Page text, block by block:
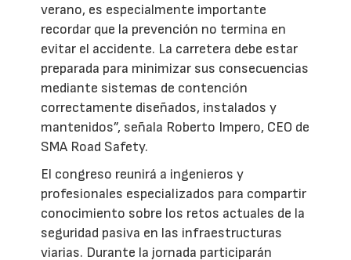
verano, es especialmente importante
recordar que la prevención no termina en
evitar el accidente. La carretera debe estar
preparada para minimizar sus consecuencias
mediante sistemas de contención
correctamente diseñados, instalados y
mantenidos”, señala Roberto Impero, CEO de
SMA Road Safety.
El congreso reunirá a ingenieros y
profesionales especializados para compartir
conocimiento sobre los retos actuales de la
seguridad pasiva en las infraestructuras
viarias. Durante la jornada participarán